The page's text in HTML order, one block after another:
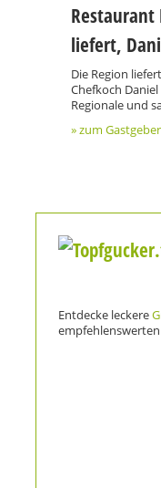
Restaurant
liefert,
Die Region
Chefkoch
Regionale und
» zum
Entdecke leckere